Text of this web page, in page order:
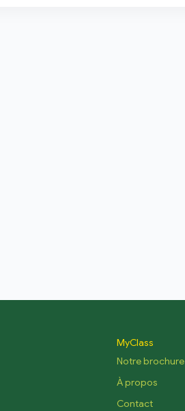
MyClass
Notre brochure
À propos
Contact